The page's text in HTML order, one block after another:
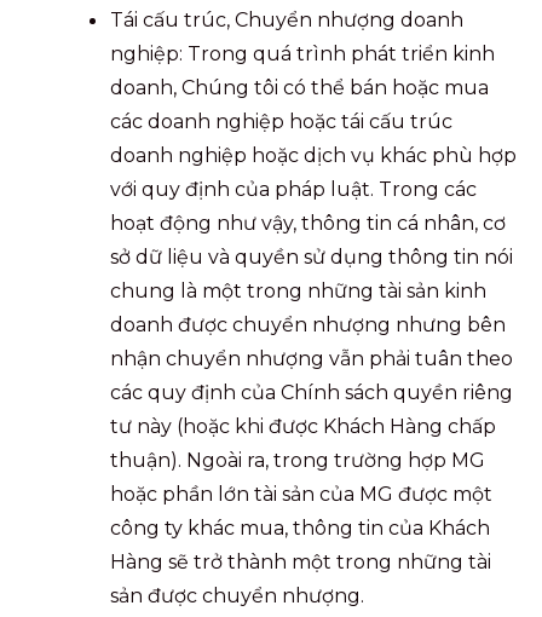
Tái cấu trúc, Chuyển nhượng doanh
nghiệp: Trong quá trình phát triển kinh
doanh, Chúng tôi có thể bán hoặc mua
các doanh nghiệp hoặc tái cấu trúc
doanh nghiệp hoặc dịch vụ khác phù hợp
với quy định của pháp luật. Trong các
hoạt động như vậy, thông tin cá nhân, cơ
sở dữ liệu và quyền sử dụng thông tin nói
chung là một trong những tài sản kinh
doanh được chuyển nhượng nhưng bên
nhận chuyển nhượng vẫn phải tuân theo
các quy định của Chính sách quyền riêng
tư này (hoặc khi được Khách Hàng chấp
thuận). Ngoài ra, trong trường hợp MG
hoặc phần lớn tài sản của MG được một
công ty khác mua, thông tin của Khách
Hàng sẽ trở thành một trong những tài
sản được chuyển nhượng.